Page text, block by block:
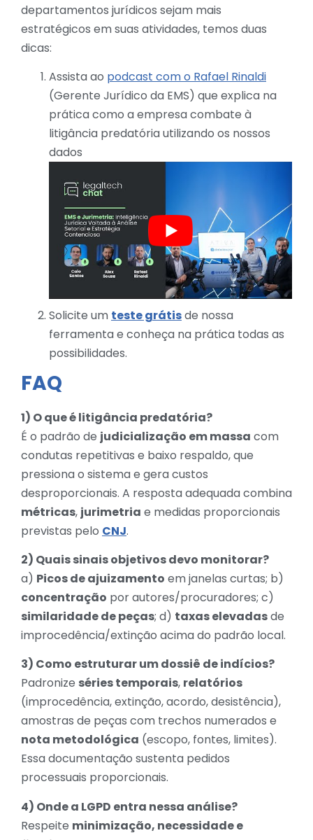
departamentos jurídicos sejam mais
estratégicos em suas atividades, temos duas
dicas:
Assista ao podcast com o Rafael Rinaldi
(Gerente Jurídico da EMS) que explica na
prática como a empresa combate à
litigância predatória utilizando os nossos
dados
Solicite um teste grátisde nossa
ferramenta e conheça na prática todas as
possibilidades.
FAQ
1) O que é litigância predatória?
É o padrão de judicialização em massa com
condutas repetitivas e baixo respaldo, que
pressiona o sistema e gera custos
desproporcionais. A resposta adequada combina
métricas, jurimetria e medidas proporcionais
previstas pelo CNJ.
2) Quais sinais objetivos devo monitorar?
a) Picos de ajuizamento em janelas curtas; b)
concentração por autores/procuradores; c)
similaridade de peças; d) taxas elevadasde
improcedência/extinção acima do padrão local.
3) Como estruturar um dossiê de indícios?
Padronize séries temporais, relatórios
(improcedência, extinção, acordo, desistência),
amostras de peças com trechos numerados e
nota metodológica (escopo, fontes, limites).
Essa documentação sustenta pedidos
processuais proporcionais.
4) Onde a LGPD entra nessa análise?
Respeite minimização, necessidade e